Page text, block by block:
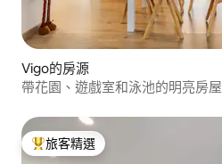
Vigo的房源
帶花園、遊戲室和泳池的明亮房屋
旅客精選榜首
旅客精選